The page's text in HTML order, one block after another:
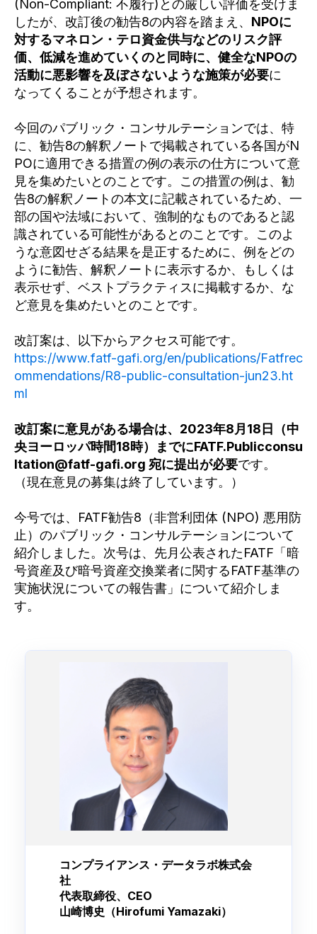
(Non-Compliant: 不履行)との厳しい評価を受けま
したが、改訂後の勧告8の内容を踏まえ、 NPOに
対するマネロン・テロ資金供与などのリスク評
価、低減を進めていくのと同時に、健全なNPOの
活動に悪影響を及ぼさないような施策が必要に
なってくることが予想されます。
今回のパブリック・コンサルテーションでは、特
に、勧告8の解釈ノートで掲載されている各国がN
POに適用できる措置の例の表示の仕方について意
見を集めたいとのことです。この措置の例は、勧
告8の解釈ノートの本文に記載されているため、一
部の国や法域において、強制的なものであると認
識されている可能性があるとのことです。このよ
うな意図せざる結果を是正するために、例をどの
ように勧告、解釈ノートに表示するか、もしくは
表示せず、ベストプラクティスに掲載するか、な
ど意見を集めたいとのことです。
改訂案は、以下からアクセス可能です。
https://www.fatf-gafi.org/en/publications/Fatfrec
ommendations/R8-public-consultation-jun23.ht
ml
改訂案に意見がある場合は、2023年8月18日（中
央ヨーロッパ時間18時）までにFATF.Publicconsu
ltation@fatf-gafi.org 宛に提出が必要です。
（現在意見の募集は終了しています。）
今号では、FATF勧告8（非営利団体 (NPO) 悪用防
止）のパブリック・コンサルテーションについて
紹介しました。次号は、先月公表されたFATF「暗
号資産及び暗号資産交換業者に関するFATF基準の
実施状況についての報告書」について紹介しま
す。
コンプライアンス・データラボ株式会
社
代表取締役、CEO
山崎博史（Hirofumi Yamazaki）